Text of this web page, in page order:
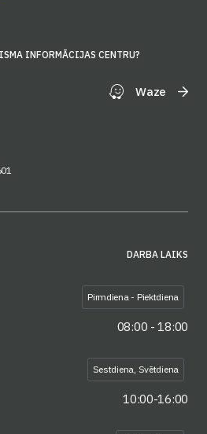
INFORMĀCIJAS CENTRU?
Waze
DARBA LAIKS
Pirmdiena - Piektdiena
08:00 - 18:00
Sestdiena, Svētdiena
10:00-16:00